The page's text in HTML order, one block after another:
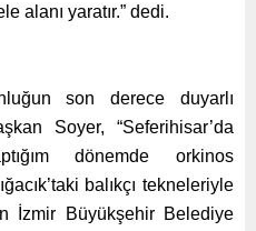
alanı yaratır.” dedi.
son derece duyarlı
Soyer, “Seferihisar’da
dönemde orkinos
balıkçı tekneleriyle
İzmir Büyükşehir Belediye